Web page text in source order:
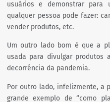
usuários e demonstrar para
qualquer pessoa pode fazer:
vender produtos, etc.
Um outro lado bom é que a
usada para divulgar produtos
decorrência da pandemia.
Por outro lado, infelizmente, a
grande exemplo de “como